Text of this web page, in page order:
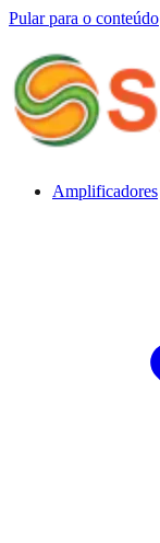
Pular para o conteúdo
Amplificadores